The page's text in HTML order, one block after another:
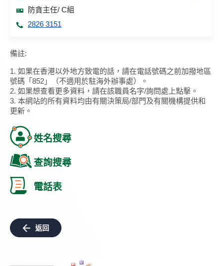
防貪主任/ C組
2826 3151
備註:
1. 如果在香港以外地方致電的話，請在電話號碼之前加撥地區
號碼「852」（不適用於駐海外辦事處）。
2. 如果想查看更多資料，請在該職員名字/詢問處上點擊。
3. 本網站的所有資料均由有關決策局/部門及有關機構提供和
更新。
姓名搜尋
查詢搜尋
電話表
返回